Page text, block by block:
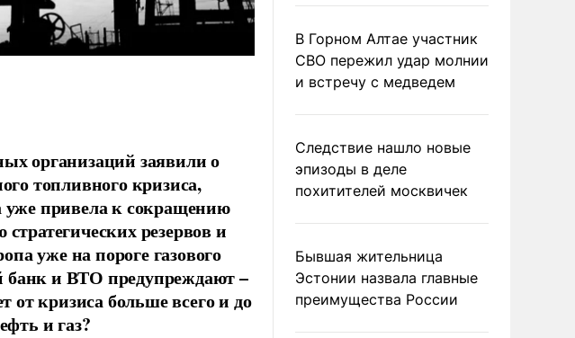
организаций заявили о
топливного кризиса,
привела к сокращению
резервов и
уже на пороге газового
и ВТО предупреждают –
от кризиса больше всего и до
и газ?
В Горном Алтае участник
СВО пережил удар молнии
и встречу с медведем
Следствие нашло новые
эпизоды в деле
похитителей москвичек
Бывшая жительница
Эстонии назвала главные
преимущества России